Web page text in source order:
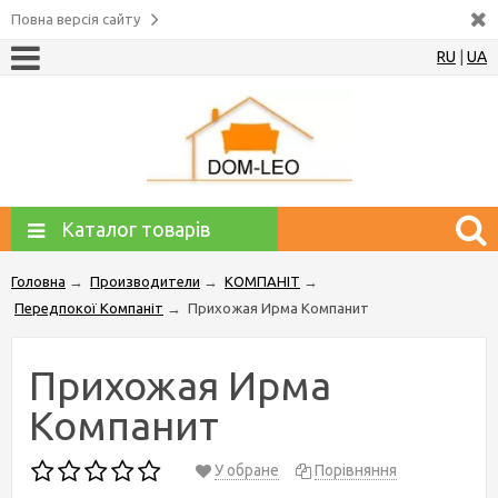
Повна версія сайту
RU UA
Каталог товарів
Головна → Производители → КОМПАНІТ →
Передпокої Компаніт → Прихожая Ирма Компанит
Прихожая Ирма
Компанит
У обране Порівняння